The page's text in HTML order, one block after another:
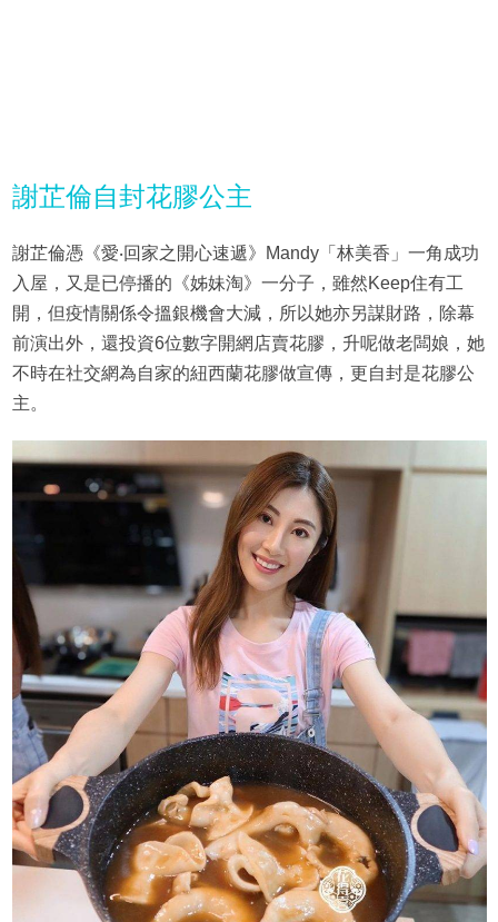
謝芷倫自封花膠公主
謝芷倫憑《愛‧回家之開心速遞》Mandy「林美香」一角成功
入屋，又是已停播的《姊妹淘》一分子，雖然Keep住有工
開，但疫情關係令搵銀機會大減，所以她亦另謀財路，除幕
前演出外，還投資6位數字開網店賣花膠，升呢做老闆娘，她
不時在社交網為自家的紐西蘭花膠做宣傳，更自封是花膠公
主。